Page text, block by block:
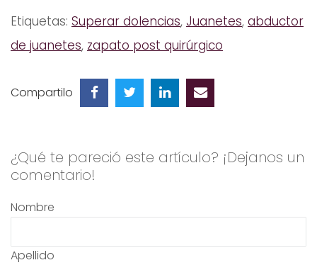
Etiquetas: Superar dolencias, Juanetes, abductor
de juanetes, zapato post quirúrgico
Compartilo
¿Qué te pareció este artículo? ¡Dejanos un
comentario!
Nombre
Apellido